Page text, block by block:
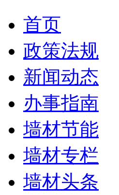
首页
政策法规
新闻动态
办事指南
墙材节能
墙材专栏
墙材头条